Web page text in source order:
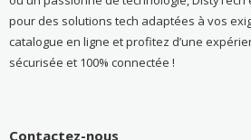
pour des solutions tech adaptées à vos
catalogue en ligne et profitez d’une
sécurisée et 100% connectée !
Contactez-nous